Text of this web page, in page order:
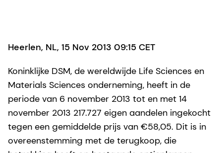
Heerlen, NL, 15 Nov 2013 09:15 CET
Koninklijke DSM, de wereldwijde Life Sciences en
Materials Sciences onderneming, heeft in de
periode van 6 november 2013 tot en met 14
november 2013 217.727 eigen aandelen ingekocht
tegen een gemiddelde prijs van €58,05. Dit is in
overeenstemming met de terugkoop, die